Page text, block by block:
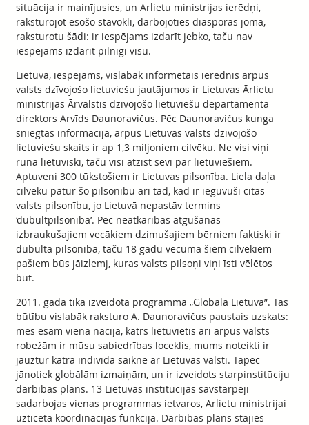
situācija ir mainījusies, un Ārlietu ministrijas ierēdņi,
raksturojot esošo stāvokli, darbojoties diasporas jomā,
raksturotu šādi: ir iespējams izdarīt jebko, taču nav
iespējams izdarīt pilnīgi visu.
Lietuvā, iespējams, vislabāk informētais ierēdnis ārpus
valsts dzīvojošo lietuviešu jautājumos ir Lietuvas Ārlietu
ministrijas Ārvalstīs dzīvojošo lietuviešu departamenta
direktors Arvīds Daunoravičus. Pēc Daunoravičus kunga
sniegtās informācija, ārpus Lietuvas valsts dzīvojošo
lietuviešu skaits ir ap 1,3 miljoniem cilvēku. Ne visi viņi
runā lietuviski, taču visi atzīst sevi par lietuviešiem.
Aptuveni 300 tūkstošiem ir Lietuvas pilsonība. Liela daļa
cilvēku patur šo pilsonību arī tad, kad ir ieguvuši citas
valsts pilsonību, jo Lietuvā nepastāv termins
‘dubultpilsonība’. Pēc neatkarības atgūšanas
izbraukušajiem vecākiem dzimušajiem bērniem faktiski ir
dubultā pilsonība, taču 18 gadu vecumā šiem cilvēkiem
pašiem būs jāizlemj, kuras valsts pilsoņi viņi īsti vēlētos
būt.
2011. gadā tika izveidota programma „Globālā Lietuva”. Tās
būtību vislabāk raksturo A. Daunoravičus paustais uzskats:
mēs esam viena nācija, katrs lietuvietis arī ārpus valsts
robežām ir mūsu sabiedrības loceklis, mums noteikti ir
jāuztur katra indivīda saikne ar Lietuvas valsti. Tāpēc
jānotiek globālām izmaiņām, un ir izveidots starpinstitūciju
darbības plāns. 13 Lietuvas institūcijas savstarpēji
sadarbojas vienas programmas ietvaros, Ārlietu ministrijai
uzticēta koordinācijas funkcija. Darbības plāns stājies